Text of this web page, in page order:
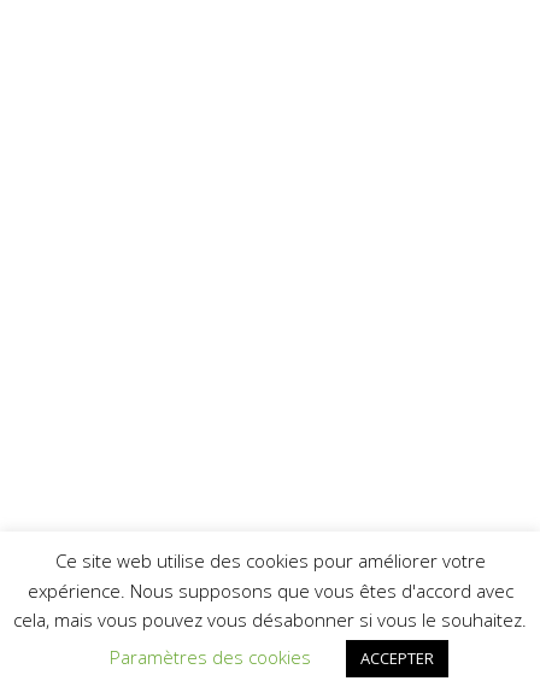
Ce site web utilise des cookies pour améliorer votre
expérience. Nous supposons que vous êtes d'accord avec
cela, mais vous pouvez vous désabonner si vous le souhaitez.
Paramètres des cookies
ACCEPTER